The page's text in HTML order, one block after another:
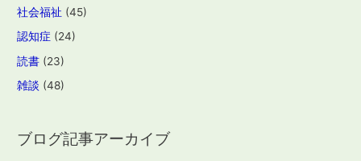
社会福祉 (45)
認知症 (24)
読書 (23)
雑談 (48)
ブログ記事アーカイブ